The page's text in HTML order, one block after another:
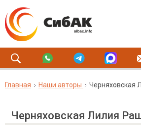
Главная Наши авторы Черняховская
Черняховская Лилия